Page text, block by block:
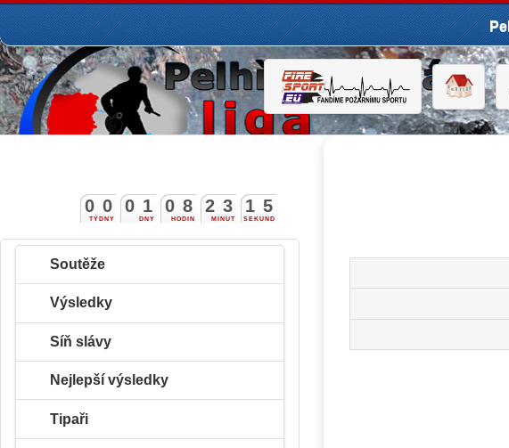
TÝDNY
0 0
DNY
0 1
HODIN
0 8
MINUT
2 3
SEKUND
1 4
5
Soutěže
Výsledky
Síň slávy
Nejlepší výsledky
Tipaři